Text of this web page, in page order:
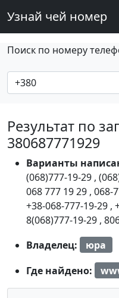
Узнай чей номер
Поиск по номеру
Результат по
380687771929
Варианты
(068)777-19-29 ,
068 777 19 29 , 068-
+38-068-777-19-29 ,
8(068)777-19-29 ,
Владелец:
юра
Где найдено: